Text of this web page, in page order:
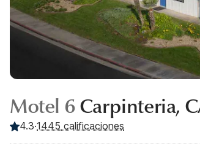
Motel 6 Carpinteria,
4.3·1445 calificaciones